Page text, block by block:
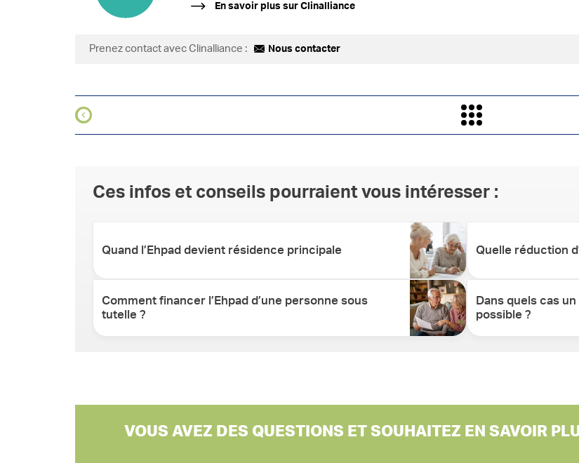
En savoir plus sur Clinalliance
Prenez contact avec Clinalliance : Nous contacter
Ces infos et conseils pourraient vous intéresser :
Quand l’Ehpad devient résidence principale Quelle réduction
Comment financer l’Ehpad d’une personne sous
tutelle ?
Dans quels cas
possible ?
VOUS AVEZ DES QUESTIONS ET SOUHAITEZ EN SAVOIR